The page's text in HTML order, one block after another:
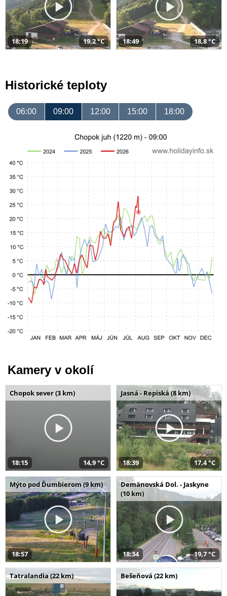
18:19 19,2 °C 18:49 18,8 °C
Historické teploty
06:00 09:00 12:00 15:00 18:00
Kamery v okolí
Chopok sever (3 km)
18:15 14,9 °C
Jasná - Repiská (8 km)
18:39 17,4 °C
Mýto pod Ďumbierom (9 km)
18:57
Demänovská Dol. - Jaskyne
(10 km)
18:34 19,7 °C
Tatralandia (22 km) Bešeňová (22 km)